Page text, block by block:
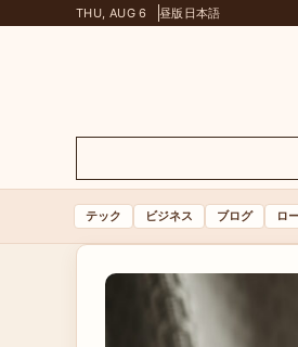
THU, AUG 6 昼版 日本語
テック ビジネス ブログ ロ